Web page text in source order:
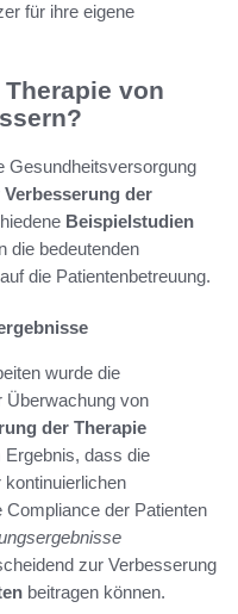
für ihre eigene
von
Gesundheitsversorgung
Verbesserung der
Beispielstudien
die bedeutenden
die Patientenbetreuung.
wurde die
Überwachung von
der Therapie
dass die
der Patienten
zur Verbesserung
beitragen können.